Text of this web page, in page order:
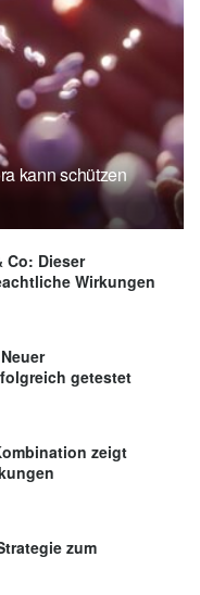
kann schützen
Co: Dieser
Wirkungen
getestet
zeigt
zum